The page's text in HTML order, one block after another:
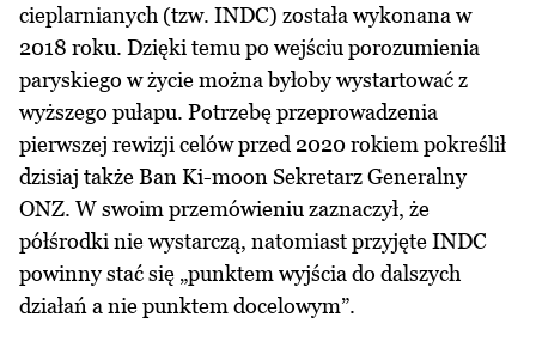
cieplarnianych (tzw. INDC) została wykonana w
2018 roku. Dzięki temu po wejściu porozumienia
paryskiego w życie można byłoby wystartować z
wyższego pułapu. Potrzebę przeprowadzenia
pierwszej rewizji celów przed 2020 rokiem pokreślił
dzisiaj także Ban Ki-moon Sekretarz Generalny
ONZ. W swoim przemówieniu zaznaczył, że
półśrodki nie wystarczą, natomiast przyjęte INDC
powinny stać się „punktem wyjścia do dalszych
działań a nie punktem docelowym”.